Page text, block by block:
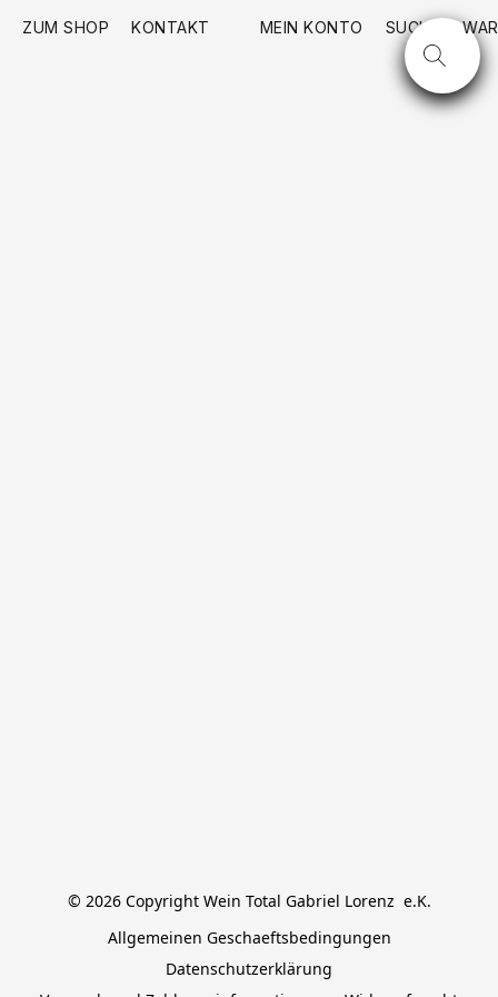
ZUM SHOP KONTAKT MEIN KONTO SUCHE
© 2026 Copyright Wein Total Gabriel Lorenz  e.K.
Allgemeinen Geschaeftsbedingungen
Datenschutzerklärung